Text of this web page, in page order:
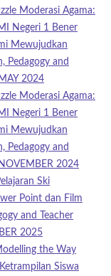
Moderasi Agama:
Negeri 1 Bener
Mewujudkan
Pedagogy and
2024
Moderasi Agama:
Negeri 1 Bener
Mewujudkan
Pedagogy and
2024
Ski
Point dan Film
and Teacher
2025
the Way
Siswa